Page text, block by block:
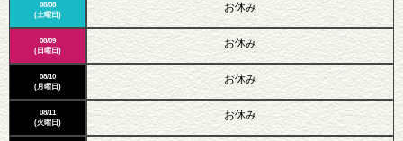
08/08
(土曜日)
08/09
(日曜日)
08/10
(月曜日)
08/11
(火曜日)
お休み
お休み
お休み
お休み